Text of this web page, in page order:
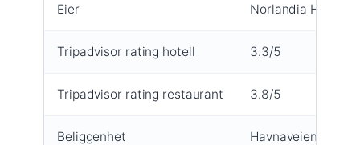
Eier Norlandia Hotel
Tripadvisor rating hotell 3.3/5
Tripadvisor rating restaurant 3.8/5
Beliggenhet Havnaveien 50,